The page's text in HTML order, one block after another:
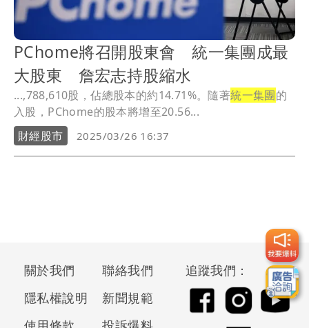
PChome將召開股東會 統一集團成最
大股東 詹宏志持股縮水
...,788,610股，佔總股本的約14.71%。隨著統一集團的
入股，PChome的股本將增至20.56...
財經股市
2025/03/26 16:37
關於我們
聯絡我們
隱私權說明
新聞規範
追蹤我們：